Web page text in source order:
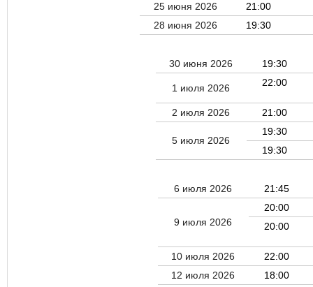
25 июня 2026
21:00
28 июня 2026
19:30
30 июня 2026 19:30
1 июля 2026 22:00
2 июля 2026 21:00
5 июля 2026
19:30
19:30
6 июля 2026 21:45
9 июля 2026
20:00
20:00
10 июля 2026
22:00
12 июля 2026
18:00